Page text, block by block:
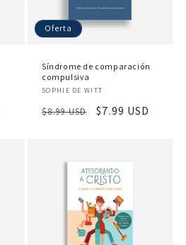
Oferta
Síndrome de comparación
compulsiva
Proveedor:
SOPHIE DE WITT
Precio
$8.99 USD
Precio
$7.99 USD